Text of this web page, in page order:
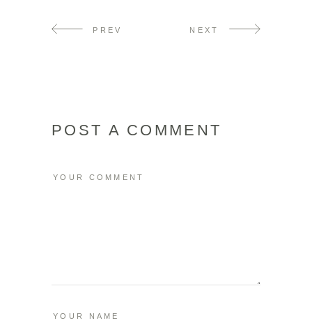
PREV NEXT
POST A COMMENT